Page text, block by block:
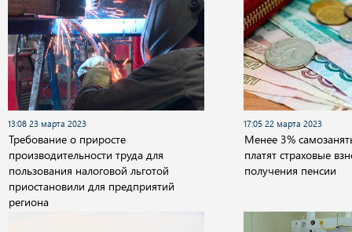
13:08 23 марта 2023
Требование о приросте
производительности труда для
пользования налоговой льготой
приостановили для предприятий
региона
17:05 22 марта 2023
Менее 3%
платят страховые
получения пенсии